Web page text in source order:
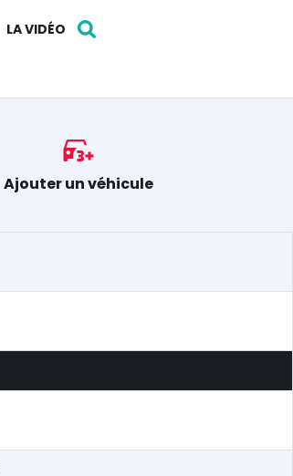
LA VIDÉO
Ajouter un véhicule